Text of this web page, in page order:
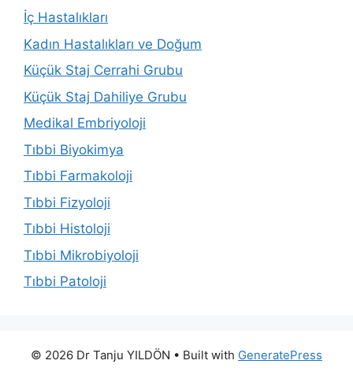
İç Hastalıkları
Kadın Hastalıkları ve Doğum
Küçük Staj Cerrahi Grubu
Küçük Staj Dahiliye Grubu
Medikal Embriyoloji
Tıbbi Biyokimya
Tıbbi Farmakoloji
Tıbbi Fizyoloji
Tıbbi Histoloji
Tıbbi Mikrobiyoloji
Tıbbi Patoloji
© 2026 Dr Tanju YILDÖN • Built with GeneratePress